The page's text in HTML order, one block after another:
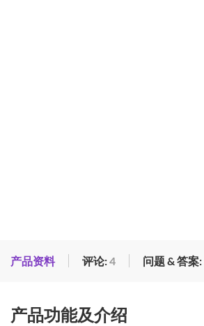
产品资料 评论:4 问题 & 答案:
产品功能及介绍